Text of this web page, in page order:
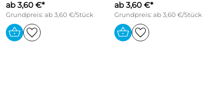
ab 3,60 €*
Grundpreis: ab 3,60 €/Stück
ab 3,60 €*
Grundpreis: ab 3,60 €/Stück